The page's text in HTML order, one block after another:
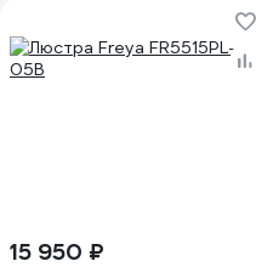
15 950 ₽